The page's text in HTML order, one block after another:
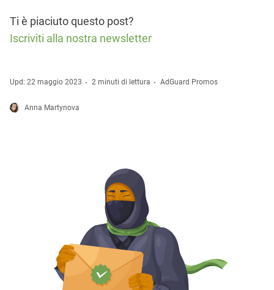
Ti è piaciuto questo post?
Iscriviti alla nostra newsletter
Upd: 22 maggio 2023 2 minuti di lettura AdGuard Promos
Anna Martynova